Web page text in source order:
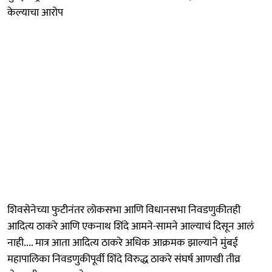
केल्याचा आरोप
शिवसेनेच्या फुटीनंतर लोकसभा आणि विधानसभा निवडणुकीतही
आदित्य ठाकरे आणि एकनाथ शिंदे आमने-सामने आल्याचं दिसून आलं
नाही.... मात्र आता आदित्य ठाकरे अधिक आक्रमक झाल्याने मुंबई
महापालिका निवडणुकीपूर्वी शिंदे विरुद्ध ठाकरे संघर्ष आणखी तीव्र